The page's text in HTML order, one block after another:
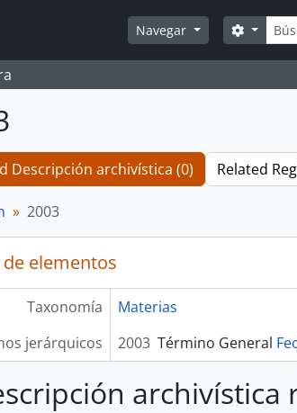
Navegar
Search
Descripción archivística (0) Related
2003
elementos
Taxonomía
Materias
jerárquicos
2003 Término General
archivística